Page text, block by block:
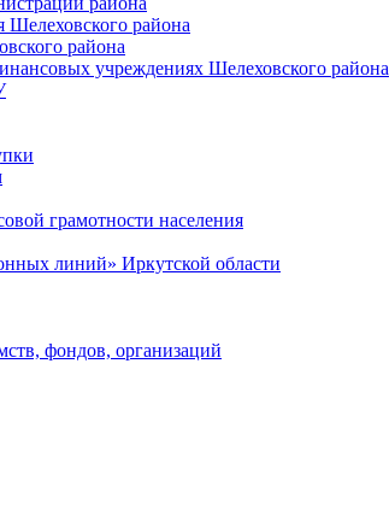
Шелеховского района
района
учреждениях Шелеховского района
грамотности населения
линий» Иркутской области
фондов, организаций